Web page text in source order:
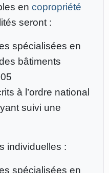
en copropriété
seront :
spécialisées en
bâtiments
à l’ordre national
suivi une
individuelles :
spécialisées en